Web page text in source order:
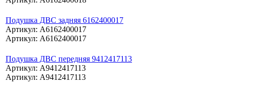
Подушка ДВС задняя 6162400017
Артикул: A6162400017
Артикул: A6162400017
Подушка ДВС передняя 9412417113
Артикул: A9412417113
Артикул: A9412417113